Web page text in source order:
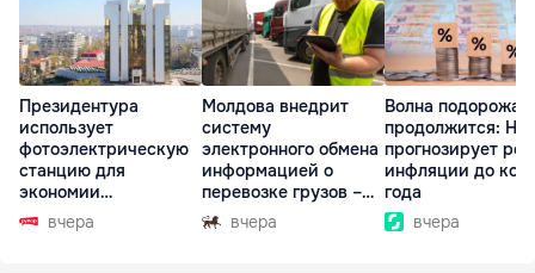
Президентура
использует
фотоэлектрическую
станцию для
экономии
электроэнергии
вчера
Молдова внедрит
систему
электронного обмена
информацией о
перевозке грузов –
eFTIвчера
Волна
продолжится:
прогнозирует
инфляции до
года
вчера